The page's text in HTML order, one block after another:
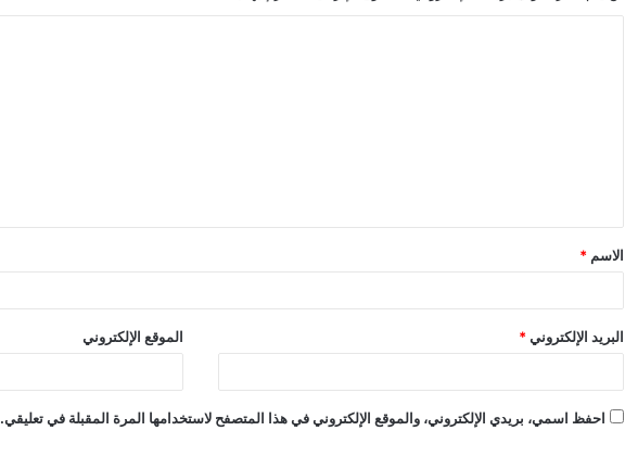
ق
*
الاسم *
البريد الإلكتروني * الموقع الإلكتروني
احفظ اسمي، بريدي الإلكتروني، والموقع الإلكتروني في هذا المتصفح لاستخدامها المرة المقبلة في تعليقي.